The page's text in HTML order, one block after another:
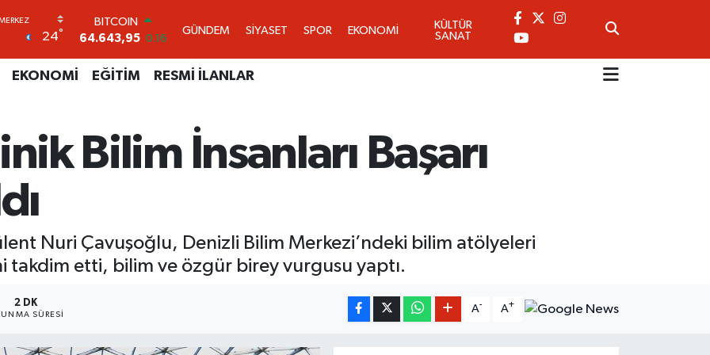
24°
DOLAR
47,6704 0
55,0406 -0.08
6500.87 0.12
BİST100
13.799
70
GÜNDEM SİYASET SPOR EKONOMİ
KÜLTÜR
SANAT
EKONOMİ EĞİTİM RESMİ İLANLAR
Bilim İnsanları Başarı
Nuri Çavuşoğlu, Denizli Bilim Merkezi’ndeki bilim atölyeleri
takdim etti, bilim ve özgür birey vurgusu yaptı.
2 DK
SÜRESI
A- A+